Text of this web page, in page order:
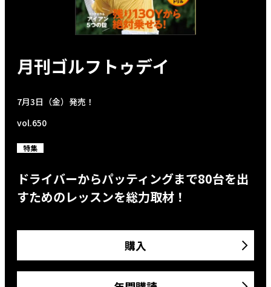
月刊ゴルフトゥデイ
7月3日（金）発売！
vol.650
特集
ドライバーからパッティングまで80台を出
すためのレッスンを総力取材！
購入